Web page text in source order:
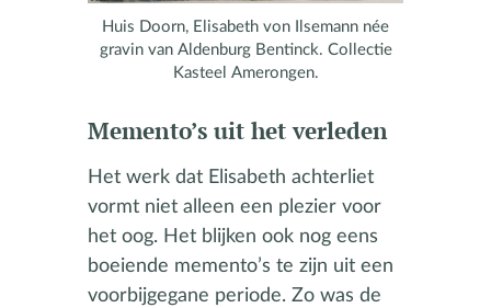
Huis Doorn, Elisabeth von Ilsemann née
gravin van Aldenburg Bentinck. Collectie
Kasteel Amerongen.
Memento’s uit het verleden
Het werk dat Elisabeth achterliet
vormt niet alleen een plezier voor
het oog. Het blijken ook nog eens
boeiende memento’s te zijn uit een
voorbijgegane periode. Zo was de